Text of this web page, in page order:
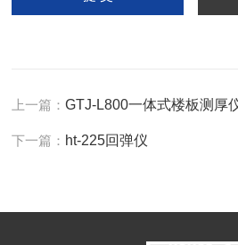
上一篇：GTJ-L800一体式楼板测厚
下一篇： ht-225回弹仪